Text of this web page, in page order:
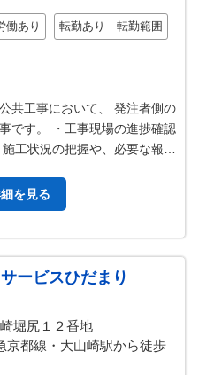
働あり 転勤あり 転勤範囲
共工事において、 発注者側の
です。 ・工事現場の進捗確認
工状況の把握や、必要な報告
を見る
ービスひだまり
堀尻１２番地
京都線・大山崎駅から徒歩